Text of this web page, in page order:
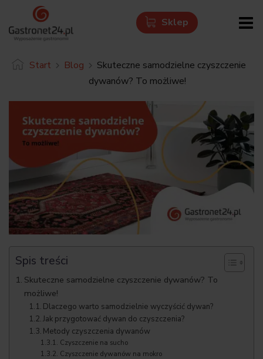
Skip
Sklep
Start Blog
Skuteczne samodzielne czyszczenie
dywanów? To możliwe!
Spis treści
Skuteczne samodzielne czyszczenie dywanów? To
możliwe!
Dlaczego warto samodzielnie wyczyścić dywan?
Jak przygotować dywan do czyszczenia?
Metody czyszczenia dywanów
Czyszczenie na sucho
Czyszczenie dywanów na mokro